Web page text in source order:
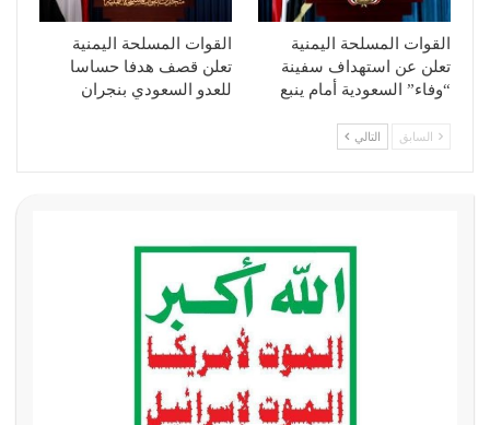
القوات المسلحة اليمنية
تعلن عن استهداف سفينة
“وفاء” السعودية أمام ينبع
القوات المسلحة اليمنية
تعلن قصف هدفا حساسا
للعدو السعودي بنجران
السابق التالي